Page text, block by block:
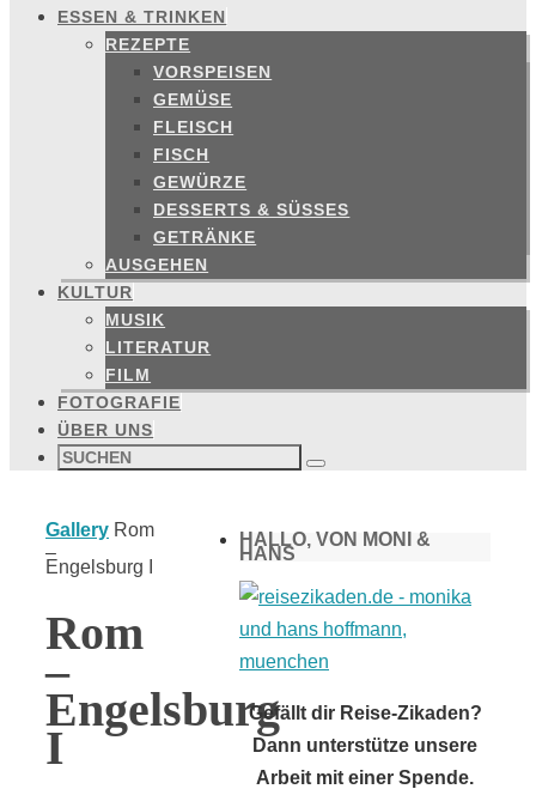
ESSEN & TRINKEN
REZEPTE
VORSPEISEN
GEMÜSE
FLEISCH
FISCH
GEWÜRZE
DESSERTS & SÜSSES
GETRÄNKE
AUSGEHEN
KULTUR
MUSIK
LITERATUR
FILM
FOTOGRAFIE
ÜBER UNS
Suchen
nach: Suchen
Start
Gallery Rom
–
Engelsburg I
Rom
–
Engelsburg
I
HALLO, VON MONI &
HANS
Gefällt dir Reise-Zikaden?
Dann unterstütze unsere
Arbeit mit einer Spende.